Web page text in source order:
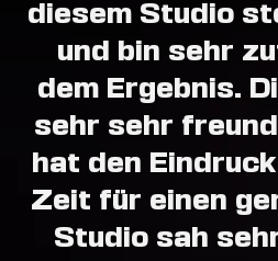
diesem Studio
und bin sehr
dem Ergebnis.
sehr sehr
hat den
Zeit für einen
Studio sah